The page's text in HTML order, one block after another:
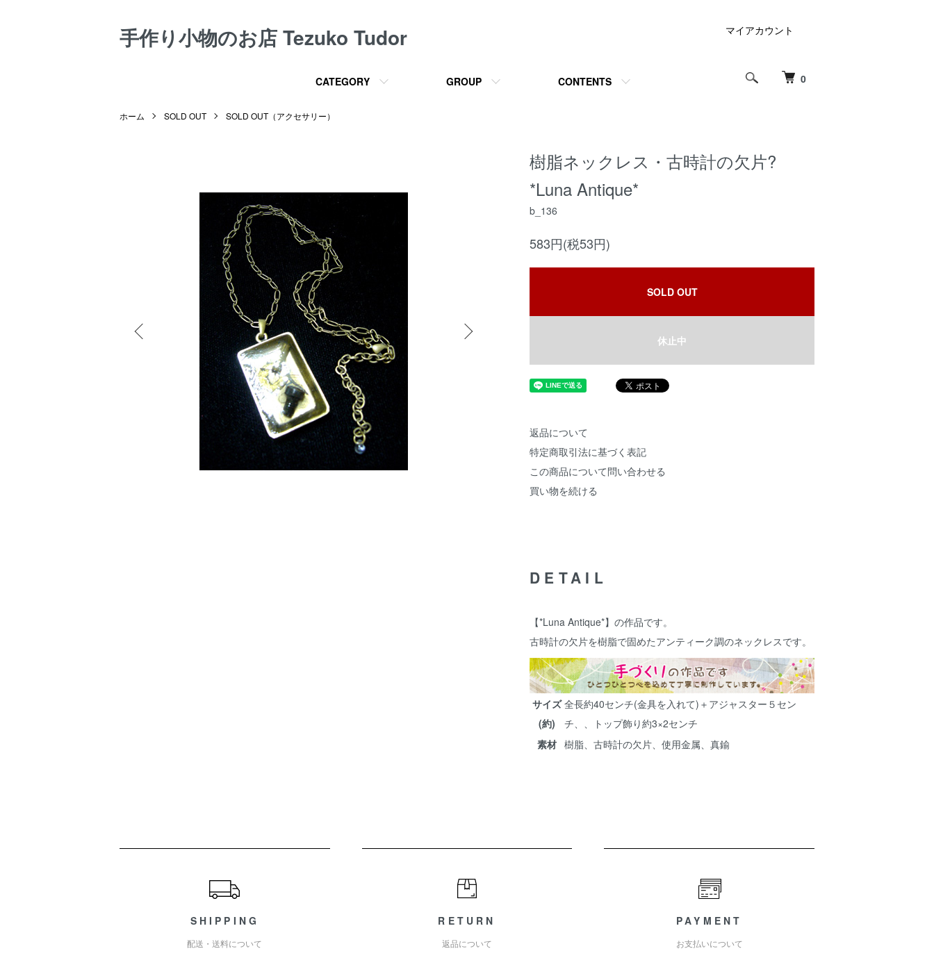
手作り小物のお店 Tezuko Tudor
0
CATEGORY GROUP CONTENTS
マイアカウント
ホーム SOLD OUT SOLD OUT（アクセサリー）
樹脂ネックレス・古時計の欠片?
*Luna Antique*
b_136
583円(税53円)
SOLD OUT
休止中
返品について
特定商取引法に基づく表記
この商品について問い合わせる
買い物を続ける
DETAIL
【*Luna Antique*】の作品です。
古時計の欠片を樹脂で固めたアンティーク調のネックレスです。
サイズ
(約)
全長約40センチ(金具を入れて)＋アジャスター５セン
チ、、トップ飾り約3×2センチ
素材 樹脂、古時計の欠片、使用金属、真鍮
SHIPPING
配送・送料について
RETURN
返品について
PAYMENT
お支払いについて